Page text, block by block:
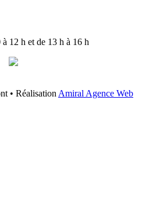
12 h et de 13 h à 16 h
• Réalisation Amiral Agence Web